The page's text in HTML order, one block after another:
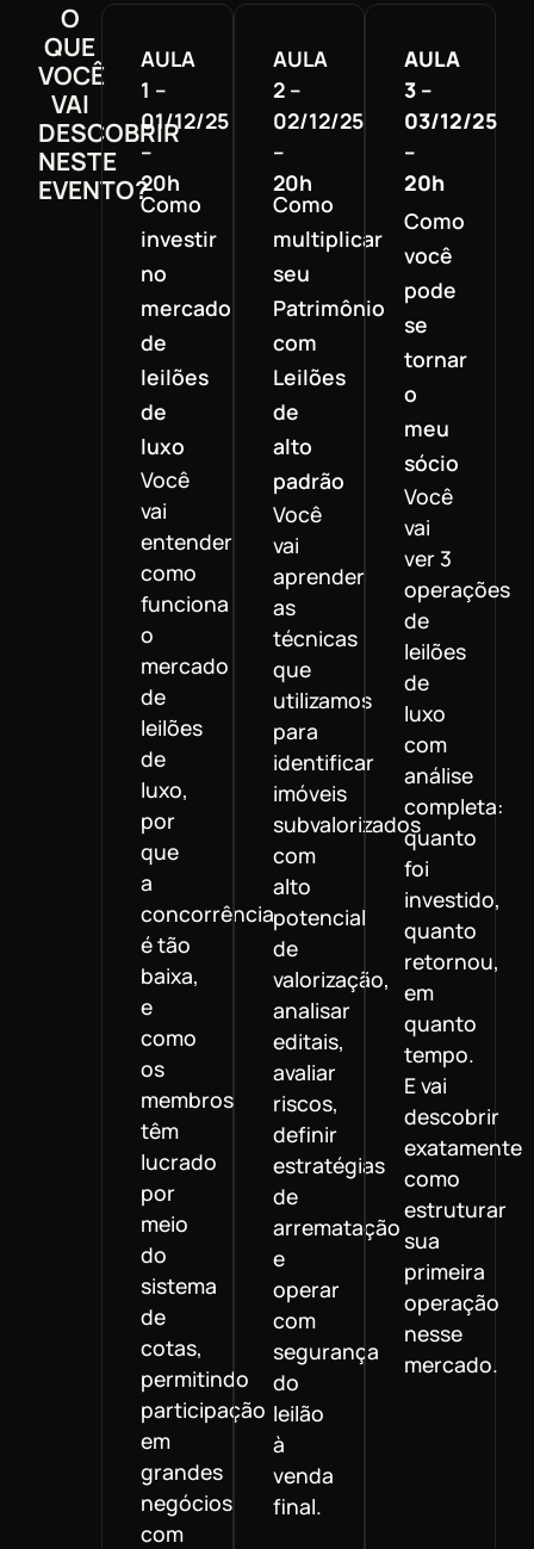
O
QUE
VOCÊ
VAI
DESCOBRIR
NESTE
EVENTO?
AULA
1 –
01/12/25
–
20h
Como
investir
no
mercado
de
leilões
de
luxo
Você
vai
entender
como
funciona
o
mercado
de
leilões
de
luxo,
por
que
a
concorrência
é tão
baixa,
e
como
os
membros
têm
lucrado
por
meio
do
sistema
de
cotas,
permitindo
participação
em
grandes
negócios
com
AULA
2 –
02/12/25
–
20h
Como
multiplicar
seu
Patrimônio
com
Leilões
de
alto
padrão
Você
vai
aprender
as
técnicas
que
utilizamos
para
identificar
imóveis
subvalorizados
com
alto
potencial
de
valorização,
analisar
editais,
avaliar
riscos,
definir
estratégias
de
arrematação
e
operar
com
segurança
do
leilão
à
venda
final.
AULA
3 –
03/12/25
–
20h
Como
você
pode
se
tornar
o
meu
sócio
Você
vai
ver 3
operações
de
leilões
de
luxo
com
análise
completa:
quanto
foi
investido,
quanto
retornou,
em
quanto
tempo.
E vai
descobrir
exatamente
como
estruturar
sua
primeira
operação
nesse
mercado.